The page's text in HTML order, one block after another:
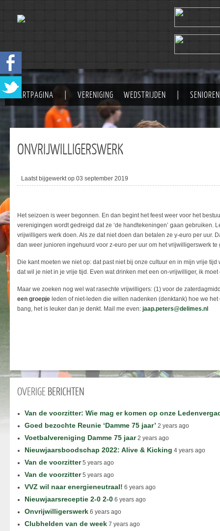
STARTPAGINA VERENIGING WEDSTRIJDEN SENIOREN
ONVRIJWILLIGERSWERK
Laatst bijgewerkt op 03 september 2019
Het seizoen is weer begonnen. En dan begint het feest weer voor het
verenigingen wordt gedreigd dat ze ‘de handtekeningen’ gaan
vrijwilligers werk doen. Als ze dat niet doen dan betalen ze y-euro per uur.
dan weer junioren ingehuurd voor z-euro per uur om het vrijwilligerswerk
Die kant moeten we niet op: dat past niet bij onze cultuur en in mijn vrije
dat wil je niet in je vrije tijd. Even wat drinken met een on-vrijwilliger, ik
Maar we zoeken nog wel wat rasechte vrijwilligers: (1) voor de
een groepje leden of niet-leden die willen nadenken (denktank) hoe we
bang, het is leuker dan je denkt. Mail me even: jaap.peters@delimes.nl
OVERIGE BERICHTEN
Van de voorzitter: Wie mag er komen op onze
Goed bezochte Reunie ‘Damme 75 jaar’ 2 years ago
Voetbalvereniging Damme 75 jaar2 years ago
Nieuwjaarsboodschap 2022: Alive & Kicking 4 years ago
Van de voorzitter5 years ago
Van de voorzitter5 years ago
VVZ wil naar energieneutraal! 6 years ago
Nieuwjaarsreceptie 2-0 2-0 6 years ago
Onvrijwilligerswerk 6 years ago
Clubhelden van de week 7 years ago